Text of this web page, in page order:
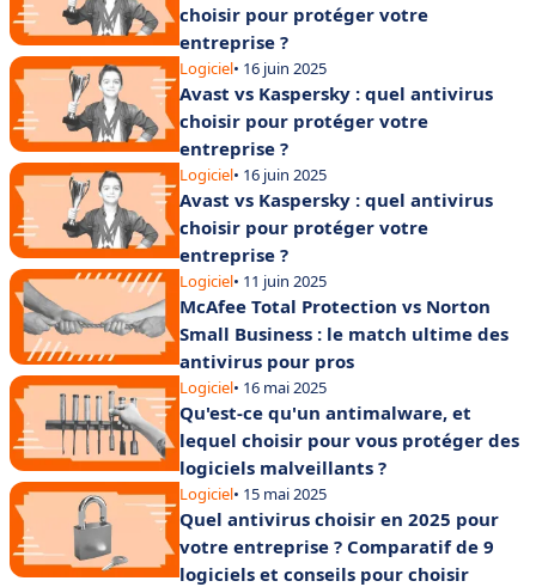
choisir pour protéger votre
entreprise ?
Logiciel• 16 juin 2025
Avast vs Kaspersky : quel antivirus
choisir pour protéger votre
entreprise ?
Logiciel• 16 juin 2025
Avast vs Kaspersky : quel antivirus
choisir pour protéger votre
entreprise ?
Logiciel• 11 juin 2025
McAfee Total Protection vs Norton
Small Business : le match ultime des
antivirus pour pros
Logiciel• 16 mai 2025
Qu'est-ce qu'un antimalware, et
lequel choisir pour vous protéger des
logiciels malveillants ?
Logiciel• 15 mai 2025
Quel antivirus choisir en 2025 pour
votre entreprise ? Comparatif de 9
logiciels et conseils pour choisir